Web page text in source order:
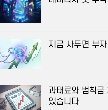
지금 사두면 부
과태료와 범칙금
있습니다